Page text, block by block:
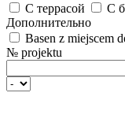
С террасой
С
Дополнительно
Basen z miejscem
№ projektu